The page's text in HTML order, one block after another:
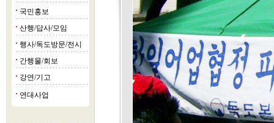
■ 국민홍보
■ 산행/답사/모임
■ 행사/독도방문/전시
■ 간행물/회보
■ 강연/기고
■ 연대사업